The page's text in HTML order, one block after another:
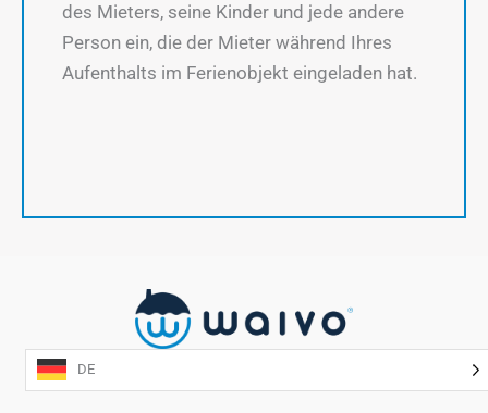
des Mieters, seine Kinder und jede andere
Person ein, die der Mieter während Ihres
Aufenthalts im Ferienobjekt eingeladen hat.
DE